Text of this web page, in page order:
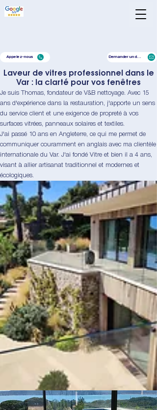
Demander un devis
Appelez-nous
Laveur de vitres professionnel dans le
Var : la clarté pour vos fenêtres
Je suis Thomas, fondateur de V&B nettoyage. Avec 15
ans d'expérience dans la restauration, j'apporte un sens
du service client et une exigence de propreté à vos
surfaces vitrées, panneaux solaires et textiles.
J'ai passé 10 ans en Angleterre, ce qui me permet de
communiquer couramment en anglais avec ma clientèle
internationale du Var. J'ai fondé Vitre et bien il a 4 ans,
visant à allier artisanat traditionnel et modernes et
écologiques.